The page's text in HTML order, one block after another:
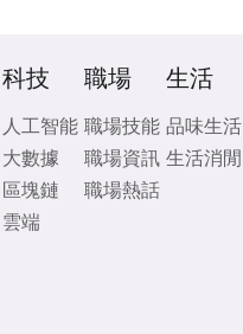
科技
人工智能
大數據
區塊鏈
雲端
職場
職場技能
職場資訊
職場熱話
生活
品味生活
生活消閒